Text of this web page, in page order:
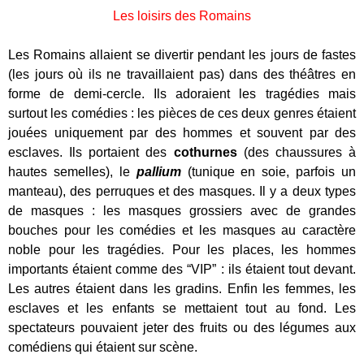
Les loisirs des Romains
Les Romains allaient se divertir pendant les jours de fastes
(les jours où ils ne travaillaient pas) dans des théâtres en
forme de demi-cercle. Ils adoraient les tragédies mais
surtout les comédies : les pièces de ces deux genres étaient
jouées uniquement par des hommes et souvent par des
esclaves. Ils portaient des cothurnes(des chaussures à
hautes semelles), le pallium(tunique en soie, parfois un
manteau), des perruques et des masques. Il y a deux types
de masques : les masques grossiers avec de grandes
bouches pour les comédies et les masques au caractère
noble pour les tragédies. Pour les places, les hommes
importants étaient comme des “VIP” : ils étaient tout devant.
Les autres étaient dans les gradins. Enfin les femmes, les
esclaves et les enfants se mettaient tout au fond. Les
spectateurs pouvaient jeter des fruits ou des légumes aux
comédiens qui étaient sur scène.